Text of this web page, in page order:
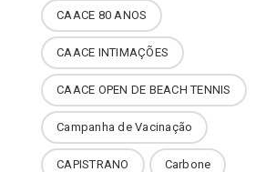
CAACE 80 ANOS
CAACE INTIMAÇÕES
CAACE OPEN DE BEACH TENNIS
Campanha de Vacinação
CAPISTRANO Carbone